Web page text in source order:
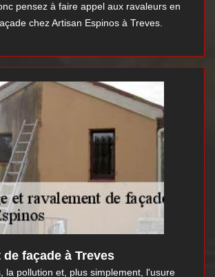
pensez à faire appel aux ravaleurs en
chez Artisan Espinos à Treves.
de façade à Treves
la pollution et, plus simplement, l'usure